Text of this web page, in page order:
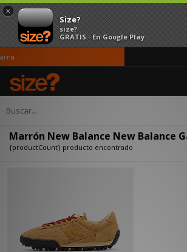
×
Size?
size?
GRATIS - En Google Play
Página principal Marrón New Balance New
Marrón New Balance New Balance
{productCount} producto encontrado